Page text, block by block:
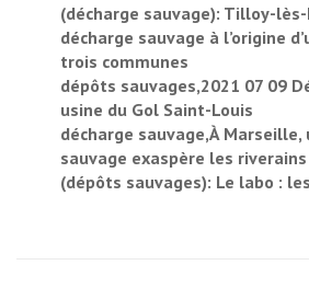
(décharge sauvage): Tilloy-
décharge sauvage à l’origine
trois communes
dépôts sauvages,2021 07 09
usine du Gol Saint-Louis
décharge sauvage,À Marseille,
sauvage exaspère les riverains
(dépôts sauvages): Le labo :